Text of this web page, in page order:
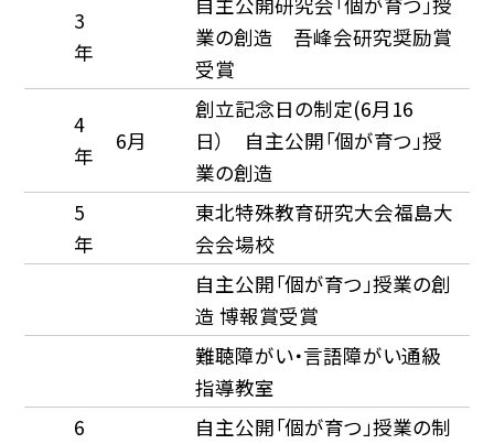
3
年
業の創造 吾峰会研究奨励賞
受賞
4
年
6月
創立記念日の制定(6月16
日） 自主公開「個が育つ」授
業の創造
5
年
東北特殊教育研究大会福島大
会会場校
自主公開「個が育つ」授業の創
造 博報賞受賞
難聴障がい・言語障がい通級
指導教室
6
自主公開「個が育つ」授業の制